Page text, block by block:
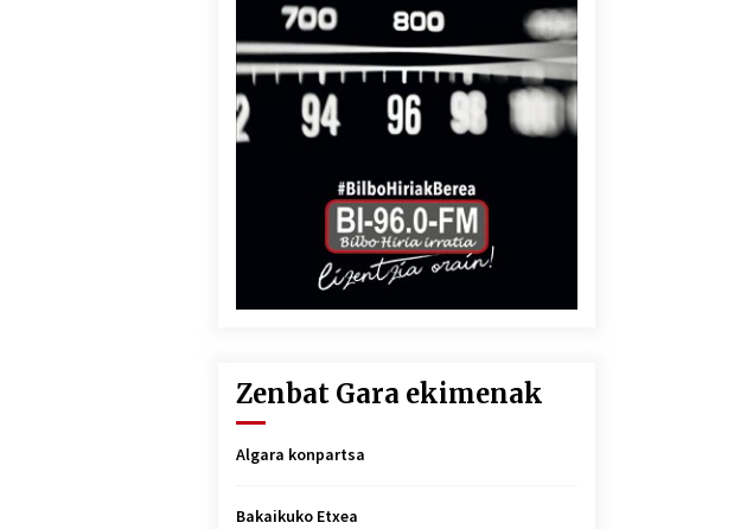
Zenbat Gara ekimenak
Algara konpartsa
Bakaikuko Etxea